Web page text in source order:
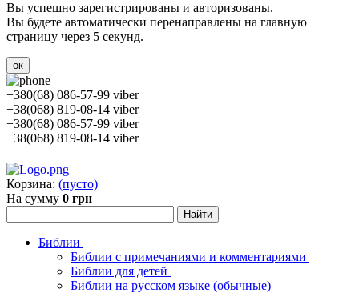
Вы успешно зарегистрированы и авторизованы.
Вы будете автоматически перенаправлены на главную
страницу через 5 секунд.
ок
+380(68) 086-57-99 viber
+38(068) 819-08-14 viber
+380(68) 086-57-99 viber
+38(068) 819-08-14 viber
Корзина: (пусто)
На сумму 0 грн
Библии
Библии с примечаниями и комментариями
Библии для детей
Библии на русском языке (обычные)